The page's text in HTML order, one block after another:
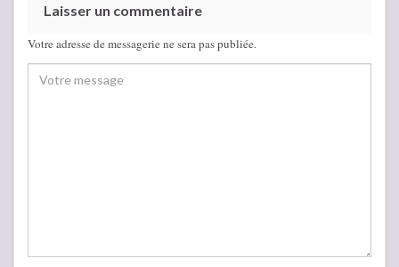
Laisser un commentaire
Votre adresse de messagerie ne sera pas publiée.